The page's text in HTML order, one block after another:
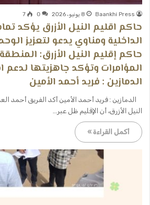
Baankhi Press 8 يونيو، 2026 0
7
حاكم اقليم النيل الأزرق يؤكد
الداخلية ومناوي يدعو لتعزيز
حاكم إقليم النيل الأزرق:
المؤامرات وتؤكد جاهزيتها لدعم
الدمازين : فريد أحمد الأمين
الدمازين : فريد أحمد الأمين أكد الفريق أحمد
النيل الأزرق، أن الإقليم ظل عبر…
أكمل القراءة »